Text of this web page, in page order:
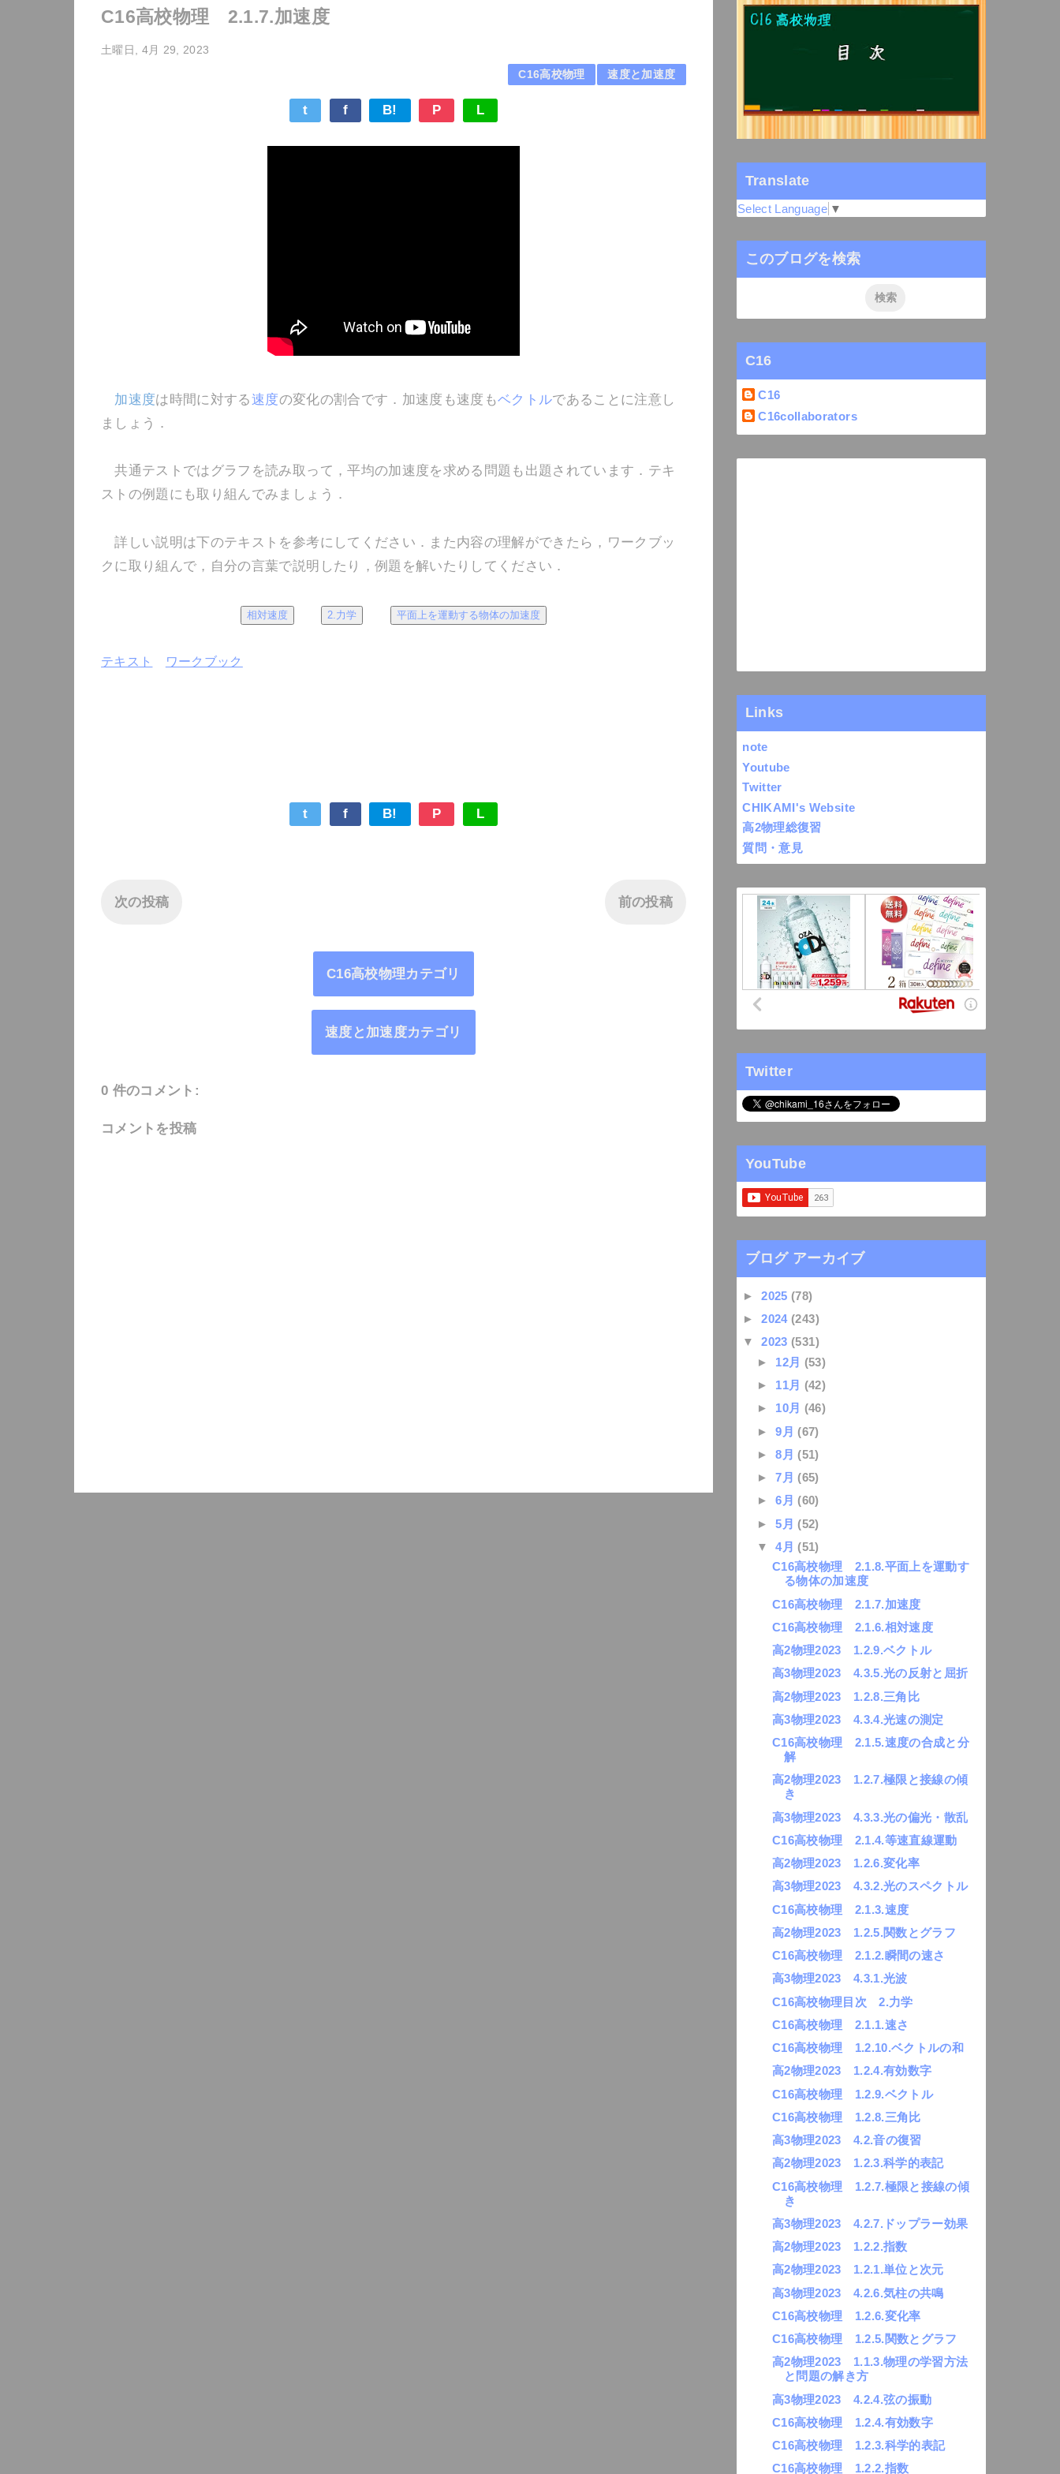
C16高校物理 2.1.7.加速度
土曜日, 4月 29, 2023
C16高校物理 速度と加速度
t f B! P L
加速度は時間に対する速度の変化の割合です．加速度も速度もベクトルであることに注意し
ましょう．
共通テストではグラフを読み取って，平均の加速度を求める問題も出題されています．テキ
ストの例題にも取り組んでみましょう．
詳しい説明は下のテキストを参考にしてください．また内容の理解ができたら，ワークブッ
クに取り組んで，自分の言葉で説明したり，例題を解いたりしてください．
相対速度 2.力学 平面上を運動する物体の加速度
テキスト ワークブック
t f B! P L
次の投稿 前の投稿
C16高校物理カテゴリ
速度と加速度カテゴリ
0 件のコメント:
コメントを投稿
Translate
Select Language ▼
このブログを検索
C16
C16
C16collaborators
Links
note
Youtube
Twitter
CHIKAMI's Website
高2物理総復習
質問・意見
Twitter
YouTube
ブログ アーカイブ
►2025 (78)
►2024 (243)
▼2023 (531)
► 12月 (53)
► 11月 (42)
► 10月 (46)
►9月 (67)
►8月 (51)
►7月 (65)
►6月 (60)
►5月 (52)
▼4月 (51)
C16高校物理 2.1.8.平面上を運動す
る物体の加速度
C16高校物理 2.1.7.加速度
C16高校物理 2.1.6.相対速度
高2物理2023 1.2.9.ベクトル
高3物理2023 4.3.5.光の反射と屈折
高2物理2023 1.2.8.三角比
高3物理2023 4.3.4.光速の測定
C16高校物理 2.1.5.速度の合成と分
解
高2物理2023 1.2.7.極限と接線の傾
き
高3物理2023 4.3.3.光の偏光・散乱
C16高校物理 2.1.4.等速直線運動
高2物理2023 1.2.6.変化率
高3物理2023 4.3.2.光のスペクトル
C16高校物理 2.1.3.速度
高2物理2023 1.2.5.関数とグラフ
C16高校物理 2.1.2.瞬間の速さ
高3物理2023 4.3.1.光波
C16高校物理目次 2.力学
C16高校物理 2.1.1.速さ
C16高校物理 1.2.10.ベクトルの和
高2物理2023 1.2.4.有効数字
C16高校物理 1.2.9.ベクトル
C16高校物理 1.2.8.三角比
高3物理2023 4.2.音の復習
高2物理2023 1.2.3.科学的表記
C16高校物理 1.2.7.極限と接線の傾
き
高3物理2023 4.2.7.ドップラー効果
高2物理2023 1.2.2.指数
高2物理2023 1.2.1.単位と次元
高3物理2023 4.2.6.気柱の共鳴
C16高校物理 1.2.6.変化率
C16高校物理 1.2.5.関数とグラフ
高2物理2023 1.1.3.物理の学習方法
と問題の解き方
高3物理2023 4.2.4.弦の振動
C16高校物理 1.2.4.有効数字
C16高校物理 1.2.3.科学的表記
C16高校物理 1.2.2.指数